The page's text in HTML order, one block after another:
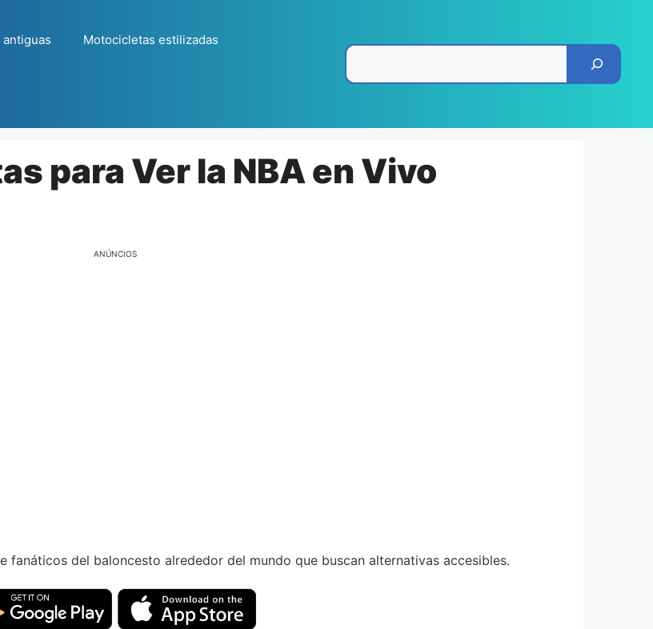
Motocicletas estilizadas
para Ver la NBA en Vivo
ANÚNCIOS
fanáticos del baloncesto alrededor del mundo que buscan alternativas accesibles.